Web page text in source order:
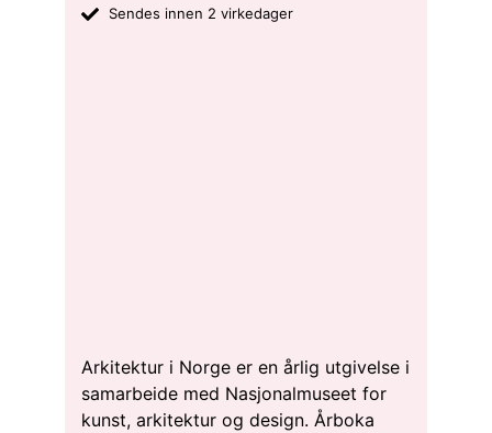
Sendes innen 2 virkedager
Arkitektur i Norge er en årlig utgivelse i
samarbeide med Nasjonalmuseet for
kunst, arkitektur og design. Årboka